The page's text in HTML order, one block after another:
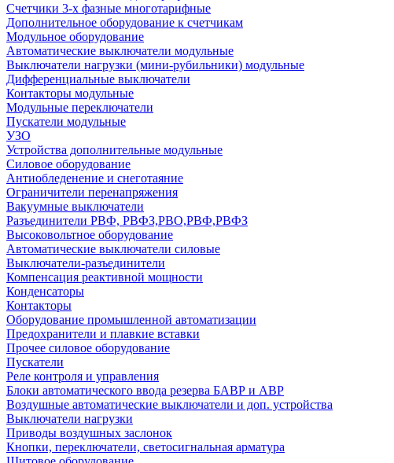
Счетчики 3-х фазные многотарифные
Дополнительное оборудование к счетчикам
Модульное оборудование
Автоматические выключатели модульные
Выключатели нагрузки (мини-рубильники) модульные
Дифференциальные выключатели
Контакторы модульные
Модульные переключатели
Пускатели модульные
УЗО
Устройства дополнительные модульные
Силовое оборудование
Антиобледенение и снеготаяние
Ограничители перенапряжения
Вакуумные выключатели
Разъединители РВФ, РВФЗ,РВО,РВФ,РВФЗ
Высоковольтное оборудование
Автоматические выключатели cиловые
Выключатели-разъединители
Компенсация реактивной мощности
Конденсаторы
Контакторы
Оборудование промышленной автоматизации
Предохранители и плавкие вставки
Прочее силовое оборудование
Пускатели
Реле контроля и управления
Блоки автоматического ввода резерва БАВР и АВР
Воздушные автоматические выключатели и доп. устройства
Выключатели нагрузки
Приводы воздушных заслонок
Кнопки, переключатели, светосигнальная арматура